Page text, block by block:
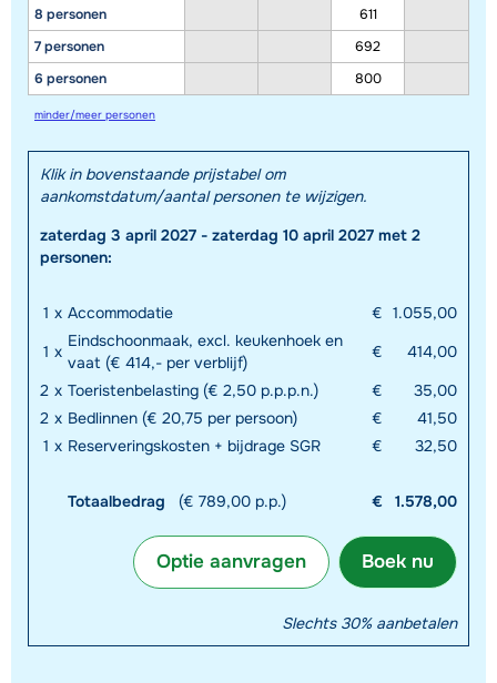
8 personen
7 personen
6 personen
611
692
800
minder/meer personen
Klik in bovenstaande prijstabel om
aankomstdatum/aantal personen te wijzigen.
zaterdag 3 april 2027 - zaterdag 10 april 2027 met 2
personen:
1 x Accommodatie € 1.055,00
1 x
Eindschoonmaak, excl. keukenhoek en
vaat (€ 414,- per verblijf)
€
414,00
2 x Toeristenbelasting (€ 2,50 p.p.p.n.) €
35,00
2 x Bedlinnen (€ 20,75 per persoon) €
41,50
1 x Reserveringskosten + bijdrage SGR € 32,50
Totaalbedrag (€ 789,00 p.p.) € 1.578,00
Boek nu
Optie aanvragen
Slechts 30% aanbetalen